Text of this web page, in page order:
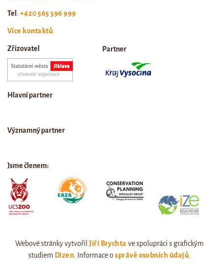
Tel: +420 565 596 999
Více kontaktů
Zřizovatel Partner
Hlavní partner
Významný partner
Jsme členem:
Webové stránky vytvořilJiří Brychta ve spolupráci s grafickým
studiem Dizen . Informace osprávě osobních údajů